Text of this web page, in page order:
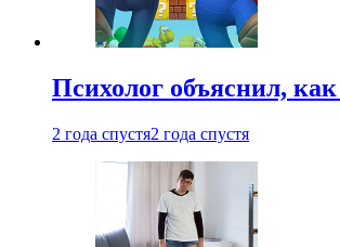
Психолог объяснил,
2 года спустя2 года спустя